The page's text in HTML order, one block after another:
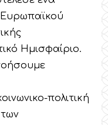
Ημισφαίριο.
πολιτική